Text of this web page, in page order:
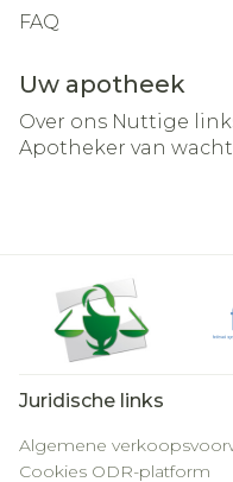
FAQ
Uw apotheek
Over ons Nuttige
Apotheker van wacht
Juridische links
Algemene
Cookies ODR-platform